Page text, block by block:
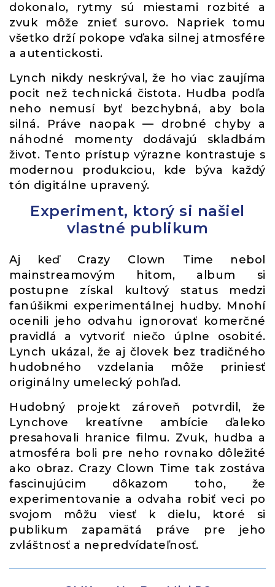
dokonalo, rytmy sú miestami rozbité a
zvuk môže znieť surovo. Napriek tomu
všetko drží pokope vďaka silnej atmosfére
a autentickosti.
Lynch nikdy neskrýval, že ho viac zaujíma
pocit než technická čistota. Hudba podľa
neho nemusí byť bezchybná, aby bola
silná. Práve naopak — drobné chyby a
náhodné momenty dodávajú skladbám
život. Tento prístup výrazne kontrastuje s
modernou produkciou, kde býva každý
tón digitálne upravený.
Experiment, ktorý si našiel
vlastné publikum
Aj keď Crazy Clown Time nebol
mainstreamovým hitom, album si
postupne získal kultový status medzi
fanúšikmi experimentálnej hudby. Mnohí
ocenili jeho odvahu ignorovať komerčné
pravidlá a vytvoriť niečo úplne osobité.
Lynch ukázal, že aj človek bez tradičného
hudobného vzdelania môže priniesť
originálny umelecký pohľad.
Hudobný projekt zároveň potvrdil, že
Lynchove kreatívne ambície ďaleko
presahovali hranice filmu. Zvuk, hudba a
atmosféra boli pre neho rovnako dôležité
ako obraz. Crazy Clown Time tak zostáva
fascinujúcim dôkazom toho, že
experimentovanie a odvaha robiť veci po
svojom môžu viesť k dielu, ktoré si
publikum zapamätá práve pre jeho
zvláštnosť a nepredvídateľnosť.